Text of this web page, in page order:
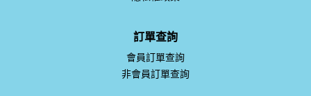
訂單查詢
會員訂單查詢
非會員訂單查詢